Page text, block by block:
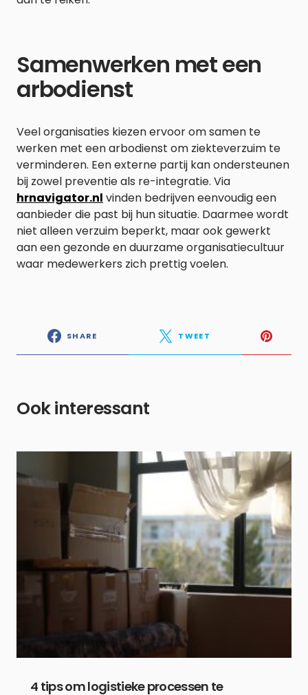
Samenwerken met een
arbodienst
Veel organisaties kiezen ervoor om samen te
werken met een arbodienst om ziekteverzuim te
verminderen. Een externe partij kan ondersteunen
bij zowel preventie als re-integratie. Via
hrnavigator.nl vinden bedrijven eenvoudig een
aanbieder die past bij hun situatie. Daarmee wordt
niet alleen verzuim beperkt, maar ook gewerkt
aan een gezonde en duurzame organisatiecultuur
waar medewerkers zich prettig voelen.
SHARE TWEET
Ook interessant
4 tips om logistieke processen te